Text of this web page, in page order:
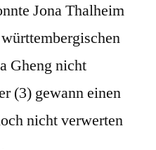
Jona Thalheim
Gheng nicht
(3) gewann einen
nicht verwerten